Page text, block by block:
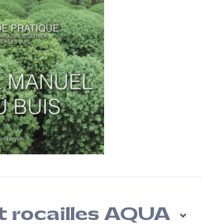
rocailles AQUA